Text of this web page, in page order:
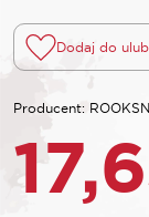
Dodaj do
Producent: ROOKS